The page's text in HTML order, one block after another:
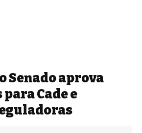
Senado aprova
Cade e